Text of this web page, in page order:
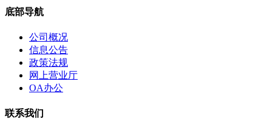
底部导航
公司概况
信息公告
政策法规
网上营业厅
OA办公
联系我们